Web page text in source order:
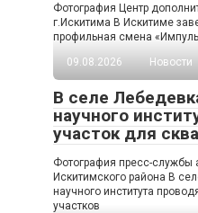
Фотография Центр
г.Искитима В Искитиме
профильная смена
09.08.2026
Новости
В селе
научного
участок для
Фотография пресс-службы
Искитимского района В
научного института
участков